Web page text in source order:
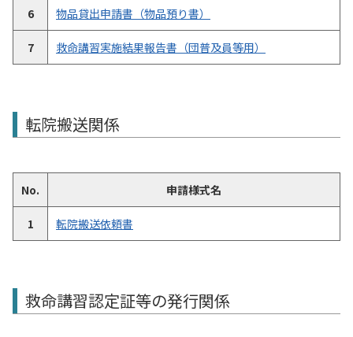
6 物品貸出申請書（物品預り書）
7 救命講習実施結果報告書（団普及員等用）
転院搬送関係
No. 申請様式名
1 転院搬送依頼書
救命講習認定証等の発行関係